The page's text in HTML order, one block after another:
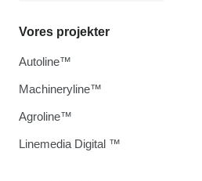
Vores projekter
Autoline™
Machineryline™
Agroline™
Linemedia Digital ™